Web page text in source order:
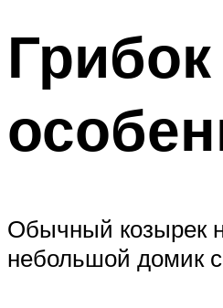
Обычный козырек
небольшой домик